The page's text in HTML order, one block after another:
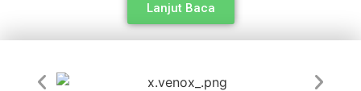
Lanjut Baca